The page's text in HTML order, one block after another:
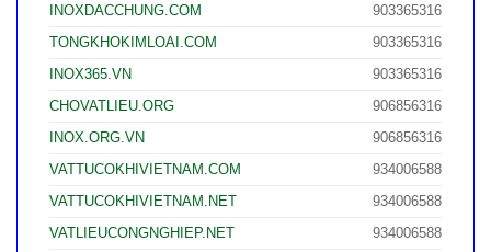
INOXDACCHUNG.COM
903365316
TONGKHOKIMLOAI.COM
903365316
INOX365.VN
903365316
CHOVATLIEU.ORG
906856316
INOX.ORG.VN
906856316
VATTUCOKHIVIETNAM.COM
934006588
VATTUCOKHIVIETNAM.NET
934006588
VATLIEUCONGNGHIEP.NET
934006588